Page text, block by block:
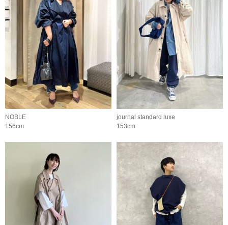
NOBLE
156cm
journal standard luxe
153cm